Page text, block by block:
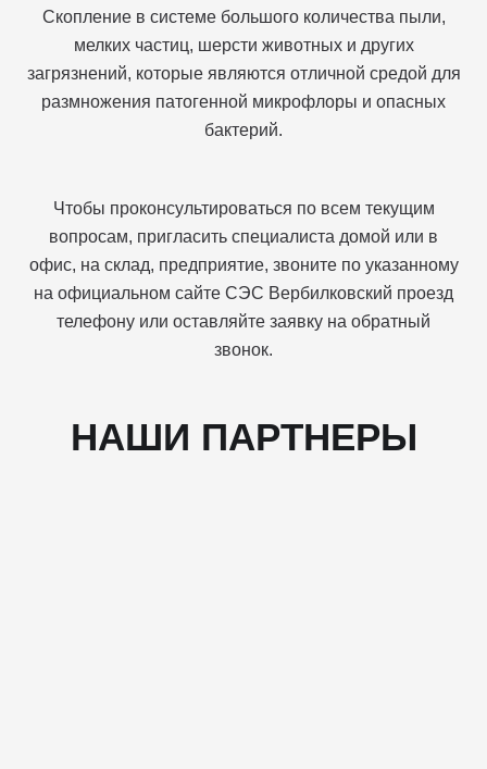
Скопление в системе большого количества пыли,
мелких частиц, шерсти животных и других
загрязнений, которые являются отличной средой для
размножения патогенной микрофлоры и опасных
бактерий.
Чтобы проконсультироваться по всем текущим
вопросам, пригласить специалиста домой или в
офис, на склад, предприятие, звоните по указанному
на официальном сайте СЭС Вербилковский проезд
телефону или оставляйте заявку на обратный
звонок.
НАШИ ПАРТНЕРЫ